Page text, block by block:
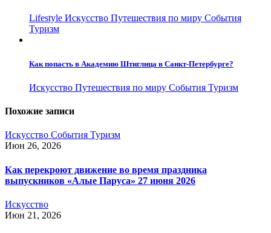
Lifestyle Искусство Путешествия по миру События
Туризм
Как попасть в Академию Штиглица в Санкт-Петербурге?
Искусство Путешествия по миру События Туризм
Похожие записи
Искусство События Туризм
Июн 26, 2026
Как перекроют движение во время праздника
выпускников «Алые Паруса» 27 июня 2026
Искусство
Июн 21, 2026